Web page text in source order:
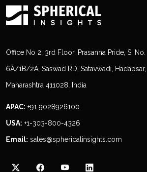
Office No 2, 3rd Floor, Prasanna Pride, S. No.
6A/1B/2A, Saswad RD, Satavwadi, Hadapsar,
Maharashtra 411028, India
APAC: +91 9028926100
USA: +1-303-800-4326
Email: sales@sphericalinsights.com